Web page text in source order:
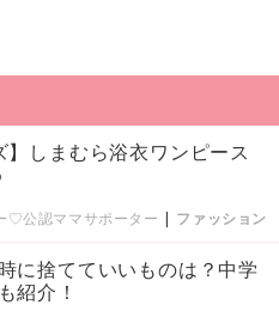
】しまむら浴衣ワンピース
♡公認ママサポーター | ファッション
に捨てていいものは？中学
紹介！